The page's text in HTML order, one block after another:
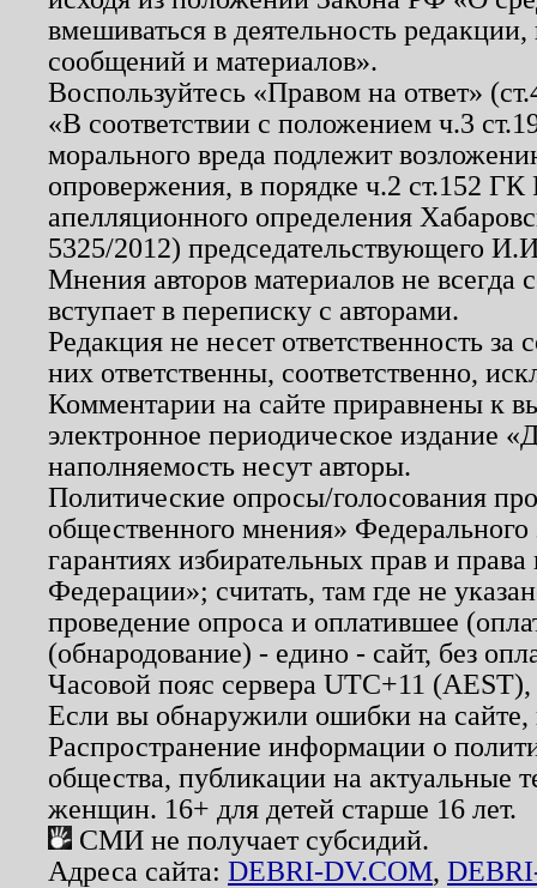
вмешиваться в деятельность
сообщений и материалов».
Воспользуйтесь «Правом на ответ»
«В соответствии с положением ч.3
морального вреда подлежит
опровержения, в порядке ч.2 ст.152
апелляционного определения
5325/2012) председательствующего
Мнения авторов материалов не
вступает в переписку с авторами.
Редакция не несет ответственность
них ответственны, соответственно,
Комментарии на сайте приравнены к
электронное периодическое издание
наполняемость несут авторы.
Политические опросы/голосования
общественного мнения»
гарантиях избирательных прав и
Федерации»; считать, там где не
проведение опроса и оплатившее
(обнародование) - едино - сайт, без
Часовой пояс сервера UTC+11
Если вы обнаружили ошибки на
Распространение информации о
общества, публикации на актуальные
женщин. 16+ для детей старше 16 лет.
СМИ не получает субсидий.
Адреса сайта: DEBRI-DV.COM,